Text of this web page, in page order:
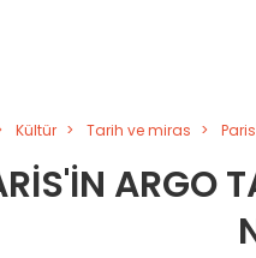
Kültür Tarih ve miras
ARGO